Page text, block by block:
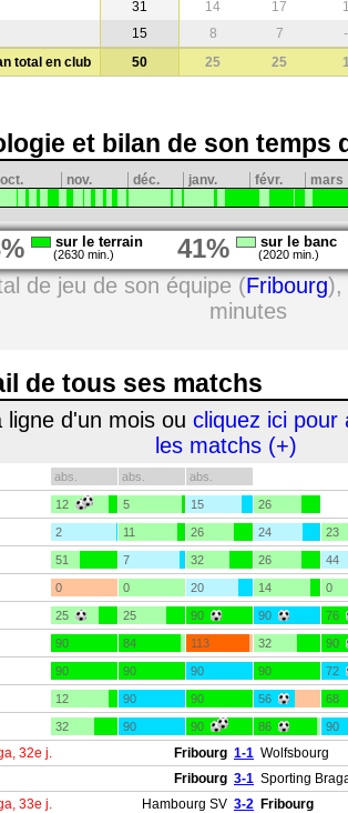
31 14 17
15 8 7
-
total en club
50 25 25
et bilan de son temps
oct. nov. déc. janv. févr. mars
sur le terrain
(2630 min.) 41% sur le banc
(2020 min.)
de jeu de son équipe (Fribourg),
minutes
de tous ses matchs
ligne d'un mois ou cliquez ici pour
les matchs (+)
abs. abs. abs.
12 5 15 26
2 11 26 24 23
51 7 32 26 44
0 0 20 14 0
25 25 90 90 76
90 84 113 32 90
90 90 90 90 72
12 90 90 56 68
32 90 90 86 90
32e j. Fribourg 1-1 Wolfsbourg
Fribourg 3-1 Sporting
33e j. Hambourg SV 3-2 Fribourg